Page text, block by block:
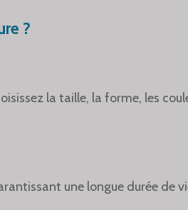
?
la taille, la forme, les
une longue durée de